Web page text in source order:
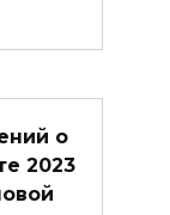
о
2023